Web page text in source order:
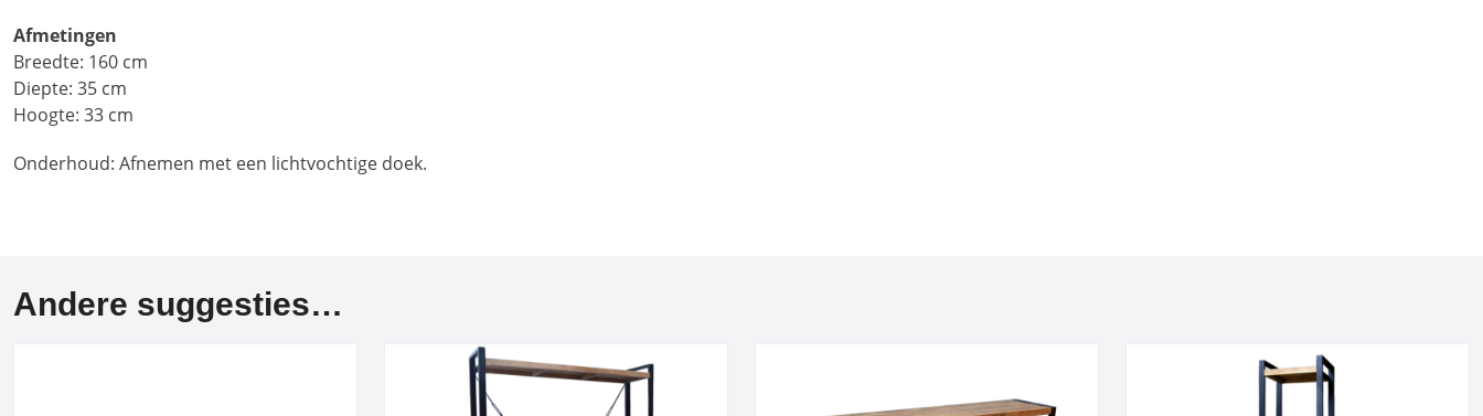
Afmetingen
Breedte: 160 cm
Diepte: 35 cm
Hoogte: 33 cm
Onderhoud: Afnemen met een lichtvochtige doek.
Andere suggesties…